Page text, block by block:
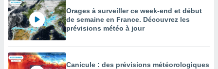
Orages à surveiller ce week-end et début
de semaine en France. Découvrez les
prévisions météo à jour
Canicule : des prévisions météorologiques